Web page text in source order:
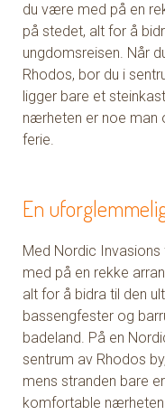
du være med på en
på stedet, alt for å
ungdomsreisen. Når
Rhodos, bor du i
ligger bare et
nærheten er noe man
ferie.
En
Med Nordic
med på en rekke
alt for å bidra til den
bassengfester og
badeland. På en
sentrum av Rhodos
mens stranden bare
komfortable